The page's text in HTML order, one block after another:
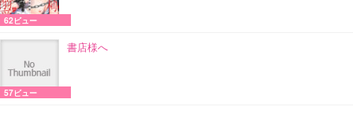
62ビュー
書店様へ
57ビュー